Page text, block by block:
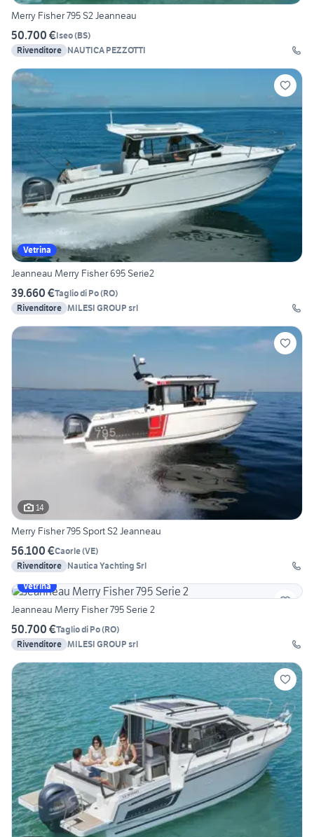
Merry Fisher 795 S2 Jeanneau
50.700 €Iseo(BS)
Rivenditore NAUTICA PEZZOTTI
Vetrina
Jeanneau Merry Fisher 695 Serie2
39.660 €Taglio di Po(RO)
Rivenditore MILESI GROUP srl
14
Merry Fisher 795 Sport S2 Jeanneau
56.100 €Caorle(VE)
Rivenditore Nautica Yachting Srl
Vetrina
Jeanneau Merry Fisher 795 Serie 2
50.700 €Taglio di Po(RO)
Rivenditore MILESI GROUP srl